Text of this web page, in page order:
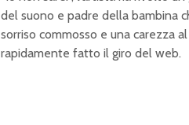
del suono e padre della bambina
sorriso commosso e una carezza
rapidamente fatto il giro del web.